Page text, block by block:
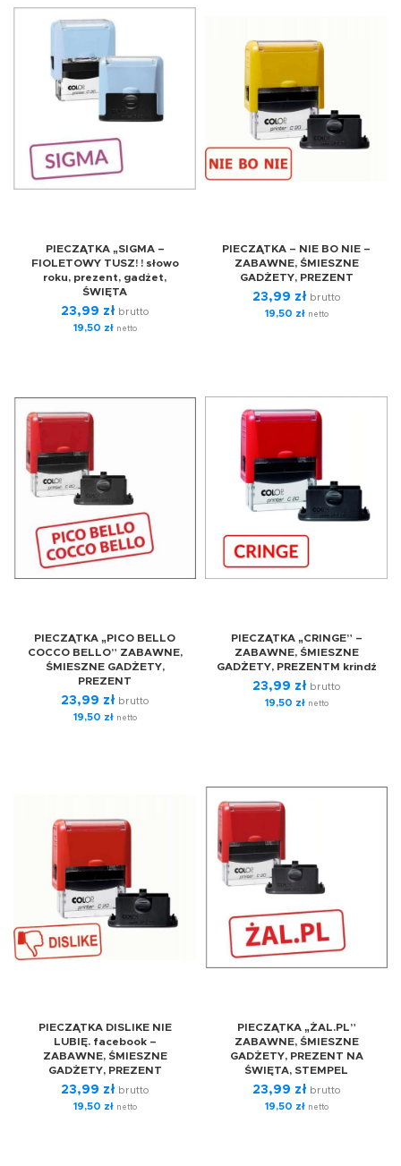
PIECZĄTKA „SIGMA –
FIOLETOWY TUSZ! ! słowo
roku, prezent, gadżet,
ŚWIĘTA
23,99 zł brutto
19,50 złnetto
PIECZĄTKA – NIE BO NIE –
ZABAWNE, ŚMIESZNE
GADŻETY, PREZENT
23,99 zł brutto
19,50 złnetto
PIECZĄTKA „PICO BELLO
COCCO BELLO” ZABAWNE,
ŚMIESZNE GADŻETY,
PREZENT
23,99 zł brutto
19,50 złnetto
PIECZĄTKA „CRINGE” –
ZABAWNE, ŚMIESZNE
GADŻETY, PREZENTM krindź
23,99 zł brutto
19,50 złnetto
PIECZĄTKA DISLIKE NIE
LUBIĘ. facebook –
ZABAWNE, ŚMIESZNE
GADŻETY, PREZENT
23,99 zł brutto
19,50 złnetto
PIECZĄTKA „ŻAL.PL”
ZABAWNE, ŚMIESZNE
GADŻETY, PREZENT NA
ŚWIĘTA, STEMPEL
23,99 zł brutto
19,50 złnetto